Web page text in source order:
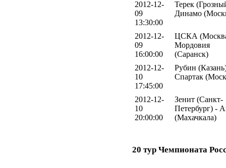
2012-12-
09
13:30:00
Терек
Динамо
2012-12-
09
16:00:00
ЦСКА
Мордовия
(Саранск)
2012-12-
10
17:45:00
Рубин
Спартак
2012-12-
10
20:00:00
Зенит (Санкт-
Петербург) -
(Махачкала)
20 тур Чемпионата